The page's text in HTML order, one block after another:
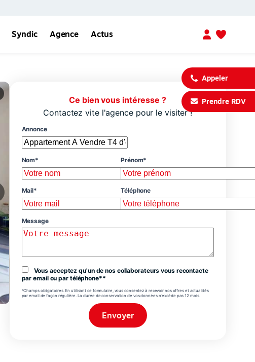
Syndic Agence Actus
Ce bien vous intéresse ?
Contactez vite l'agence pour le visiter !
Annonce
Nom* Prénom*
Mail* Téléphone
Message
Vous acceptez qu'un de nos collaborateurs vous recontacte
par email ou par téléphone**
*Champs obligatoires. En utilisant ce formulaire, vous consentez à recevoir nos offres et actualités
par email de façon régulière. La durée de conservation de vos données n'excède pas 12 mois.
Appeler
Prendre RDV